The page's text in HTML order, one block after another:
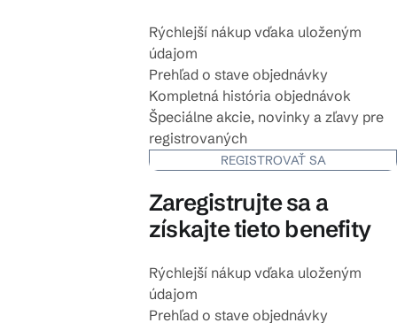
Rýchlejší nákup vďaka uloženým
údajom
Prehľad o stave objednávky
Kompletná história objednávok
Špeciálne akcie, novinky a zľavy pre
registrovaných
REGISTROVAŤ SA
Zaregistrujte sa a
získajte tieto benefity
Rýchlejší nákup vďaka uloženým
údajom
Prehľad o stave objednávky